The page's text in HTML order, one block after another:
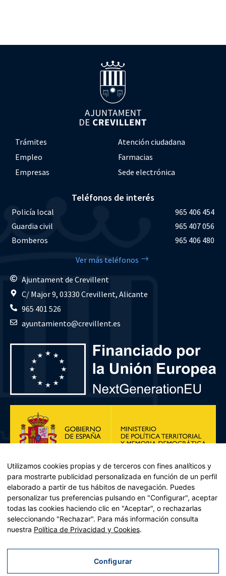
Trámites
Atención ciudadana
Empleo
Farmacias
Empresas
Sede electrónica
Teléfonos de interés
Policía local
965 406 454
Guardia civil
965 407 056
Bomberos
965 406 480
Ver más teléfonos
Ajuntament de Crevillent
C/ Major 9, 03330 Crevillent, Alicante
965 401 526
ayuntamiento@crevillent.es
Plan de Recuperación, Transformación y Resiliencia – Financiado por
Recuperación y resiliencia, establecido por el Reglamento (UE)
2021/241 del Parlamento Europeo y del Consejo, de 12 de febrero
Utilizamos cookies propias y de terceros con fines analíticos y
para mostrarte publicidad personalizada en función de un perfil
elaborado a partir de tus hábitos de navegación. Puedes
personalizar tus preferencias pulsando en "Configurar", aceptar
todas las cookies haciendo clic en "Aceptar", o rechazarlas
seleccionando "Rechazar". Para más información consulta
nuestra Política de Privacidad y Cookies.
Configurar